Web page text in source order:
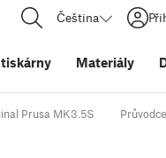
Čeština
Materiály
Prusa MK3.5S